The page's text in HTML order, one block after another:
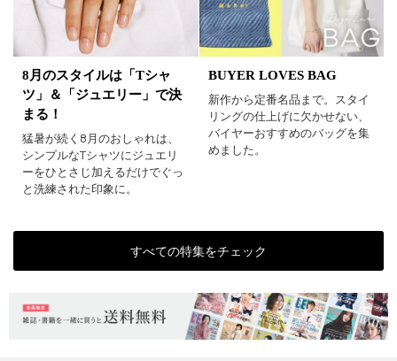
8月のスタイルは「Tシャ
ツ」＆「ジュエリー」で決
まる！
猛暑が続く8月のおしゃれは、
シンプルなTシャツにジュエリ
ーをひとさじ加えるだけでぐっ
と洗練された印象に。
BUYER LOVES BAG
新作から定番名品まで。スタイ
リングの仕上げに欠かせない、
バイヤーおすすめのバッグを集
めました。
すべての特集をチェック